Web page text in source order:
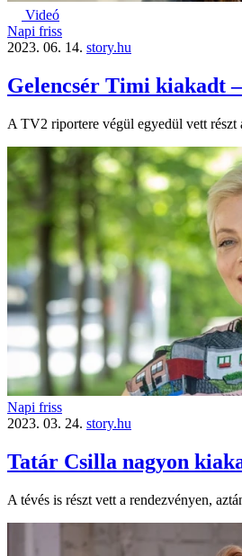
Videó
Napi friss
2023. 06. 14. story.hu
Gelencsér Timi kiakadt
A TV2 riportere végül egyedül vett részt
Napi friss
2023. 03. 24. story.hu
Tatár Csilla nagyon
A tévés is részt vett a rendezvényen,